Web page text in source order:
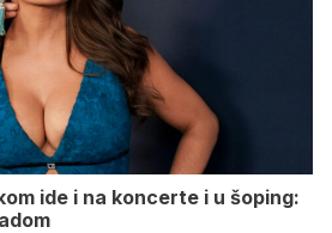
ide i na koncerte i u šoping: